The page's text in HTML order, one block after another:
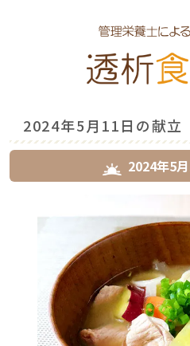
2024年5月11日の献立
2024年5